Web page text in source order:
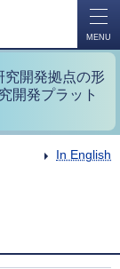
MENU
究開発拠点の形
開発プラット
In English